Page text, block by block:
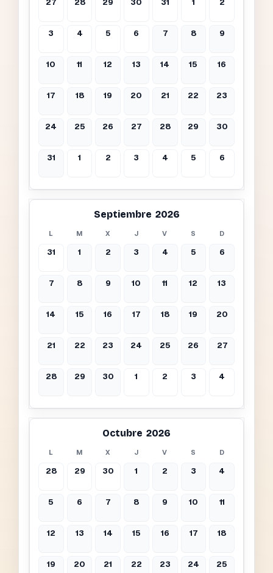
3 4 5 6 7 8 9
10 11 12 13 14 15 16
17 18 19 20 21 22 23
24 25 26 27 28 29 30
31 1 2 3 4 5 6
Septiembre 2026
L M X J V S D
31 1 2 3 4 5 6
7 8 9 10 11 12 13
14 15 16 17 18 19 20
21 22 23 24 25 26 27
28 29 30 1 2 3 4
Octubre 2026
L M X J V S D
28 29 30 1 2 3 4
5 6 7 8 9 10 11
12 13 14 15 16 17 18
19 20 21 22 23 24 25